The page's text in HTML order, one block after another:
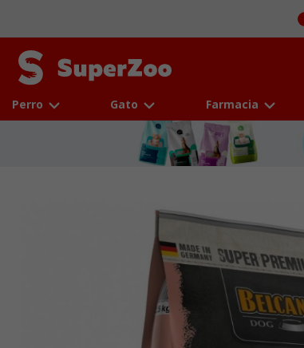
Perro Gato Farmacia